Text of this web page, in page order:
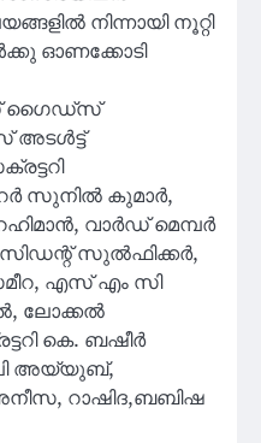
നിന്നായി നൂറ്റി
ഓണക്കോടി
ഗൈഡ്സ്
അടൾട്ട്
സുനിൽ കുമാർ,
വാർഡ് മെമ്പർ
സുൽഫിക്കർ,
എസ് എം സി
ലോക്കൽ
കെ. ബഷീർ
അയ്യുബ്,
റാഷിദ,ബബിഷ